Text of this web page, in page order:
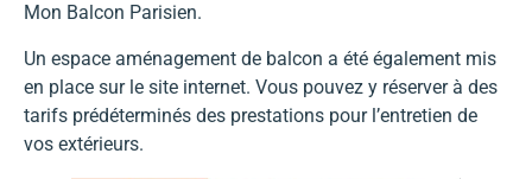
Mon Balcon Parisien.
Un espace aménagement de balcon a été également mis
en place sur le site internet. Vous pouvez y réserver à des
tarifs prédéterminés des prestations pour l’entretien de
vos extérieurs.